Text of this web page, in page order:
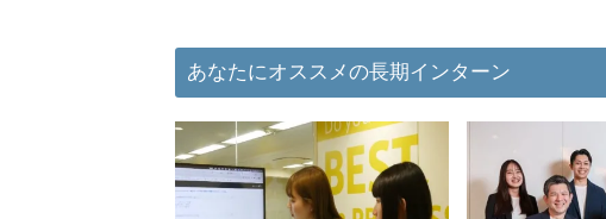
あなたにオススメの長期インターン